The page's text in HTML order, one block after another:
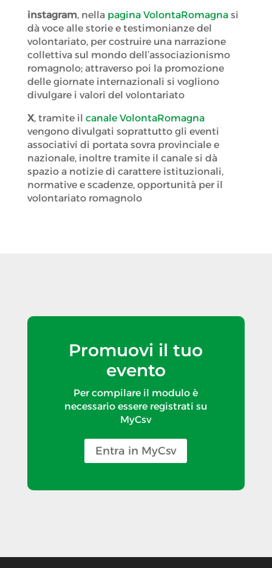
instagram, nella pagina VolontaRomagnasi
dà voce alle storie e testimonianze del
volontariato, per costruire una narrazione
collettiva sul mondo dell’associazionismo
romagnolo; attraverso poi la promozione
delle giornate internazionali si vogliono
divulgare i valori del volontariato
X, tramite il canale VolontaRomagna
vengono divulgati soprattutto gli eventi
associativi di portata sovra provinciale e
nazionale, inoltre tramite il canale si dà
spazio a notizie di carattere istituzionali,
normative e scadenze, opportunità per il
volontariato romagnolo
Promuovi il tuo
evento
Per compilare il modulo è
necessario essere registrati su
MyCsv
Entra in MyCsv